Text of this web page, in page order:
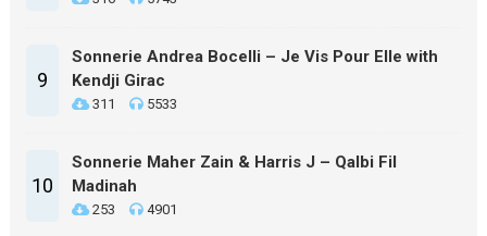
9
Sonnerie Andrea Bocelli – Je Vis Pour Elle with
Kendji Girac
311 5533
10
Sonnerie Maher Zain & Harris J – Qalbi Fil
Madinah
253 4901